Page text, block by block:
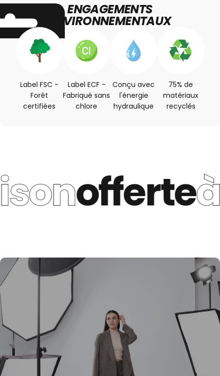
ENGAGEMENTS
ENVIRONNEMENTAUX
Label FSC -
Forêt
certifiées
Label ECF -
Fabriqué sans
chlore
Conçu avec
l'énergie
hydraulique
75% de
matériaux
recyclés
offerteà